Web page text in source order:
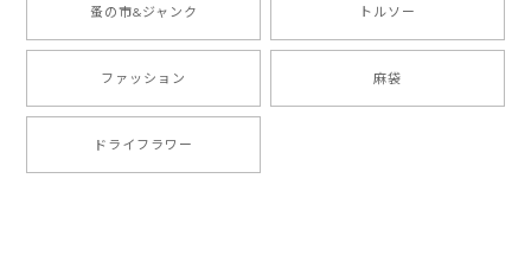
蚤の市&ジャンク トルソー
ファッション 麻袋
ドライフラワー